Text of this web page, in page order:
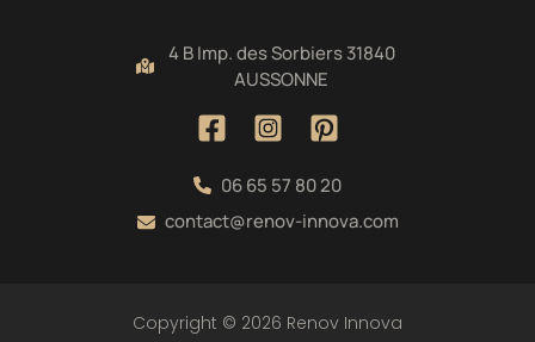
4 B Imp. des Sorbiers 31840
AUSSONNE
06 65 57 80 20
contact@renov-innova.com
Copyright © 2026 Renov Innova